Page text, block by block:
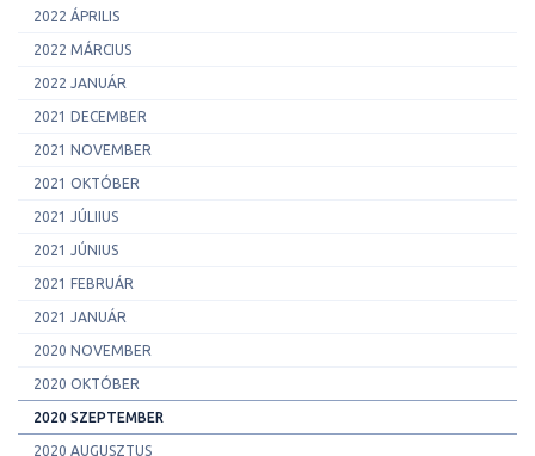
2022 ÁPRILIS
2022 MÁRCIUS
2022 JANUÁR
2021 DECEMBER
2021 NOVEMBER
2021 OKTÓBER
2021 JÚLIIUS
2021 JÚNIUS
2021 FEBRUÁR
2021 JANUÁR
2020 NOVEMBER
2020 OKTÓBER
2020 SZEPTEMBER
2020 AUGUSZTUS